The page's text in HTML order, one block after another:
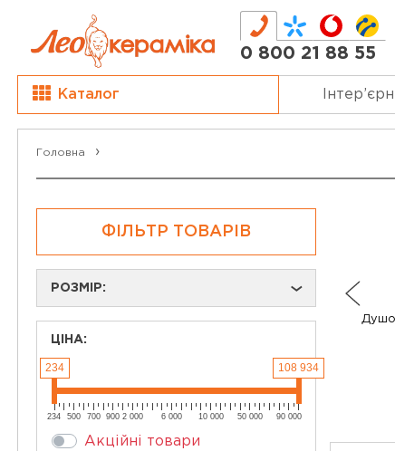
0 800 21 88 55
Каталог
Головна
ФІЛЬТР ТОВАРІВ
РОЗМІР: ›
ЦІНА:
234 108 934
234 500 700 900 2 000 6 000 10 000 50 000 90 000
Акційні товари